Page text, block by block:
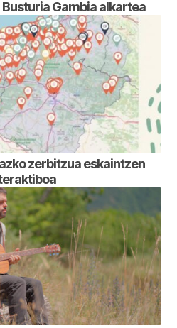
Gambia alkartea
zerbitzua eskaintzen